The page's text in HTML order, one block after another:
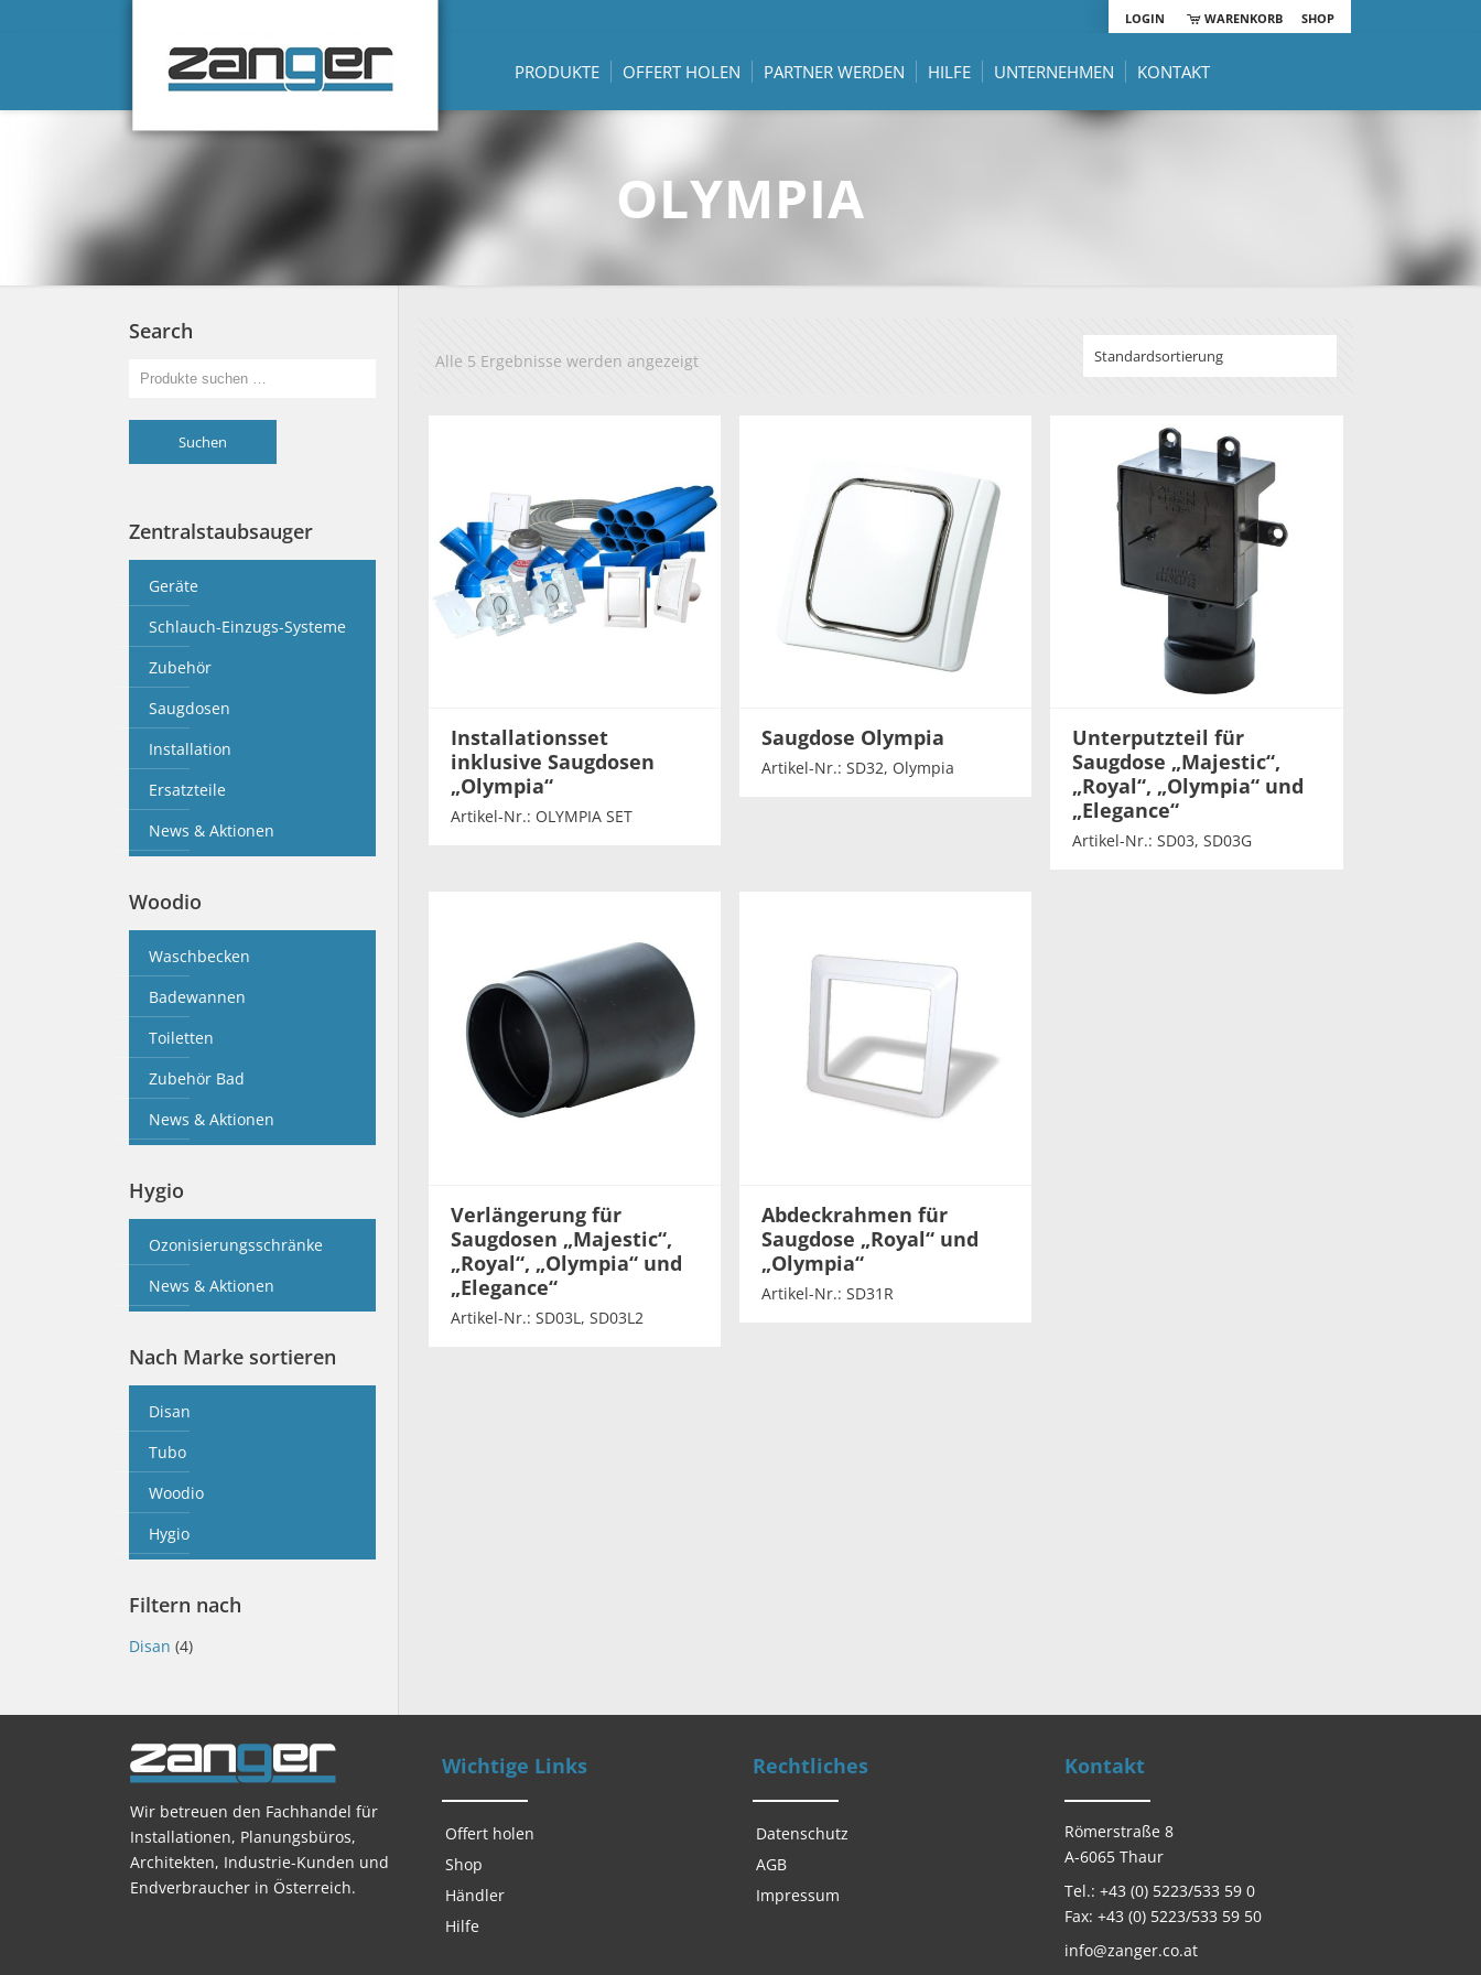
LOGIN WARENKORB SHOP
PRODUKTE OFFERT HOLEN PARTNER WERDEN HILFE UNTERNEHMEN KONTAKT
OLYMPIA
Alle 5 Ergebnisse werden angezeigt
Installationsset
inklusive Saugdosen
„Olympia“
Artikel-Nr.: OLYMPIA SET
Saugdose Olympia
Artikel-Nr.: SD32, Olympia
Unterputzteil für
Saugdose „Majestic“,
„Royal“, „Olympia“ und
„Elegance“
Artikel-Nr.: SD03, SD03G
Verlängerung für
Saugdosen „Majestic“,
„Royal“, „Olympia“ und
„Elegance“
Artikel-Nr.: SD03L, SD03L2
Abdeckrahmen für
Saugdose „Royal“ und
„Olympia“
Artikel-Nr.: SD31R
Search
Suchen
Zentralstaubsauger
Geräte
Schlauch-Einzugs-Systeme
Zubehör
Saugdosen
Installation
Ersatzteile
News & Aktionen
Woodio
Waschbecken
Badewannen
Toiletten
Zubehör Bad
News & Aktionen
Hygio
Ozonisierungsschränke
News & Aktionen
Nach Marke sortieren
Disan
Tubo
Woodio
Hygio
Filtern nach
Disan (4)
Wir betreuen den Fachhandel für
Installationen, Planungsbüros,
Architekten, Industrie-Kunden und
Endverbraucher in Österreich.
Wichtige Links
Offert holen
Shop
Händler
Hilfe
Rechtliches
Datenschutz
AGB
Impressum
Kontakt
Römerstraße 8
A-6065 Thaur
Tel.: +43 (0) 5223/533 59 0
Fax: +43 (0) 5223/533 59 50
info@zanger.co.at